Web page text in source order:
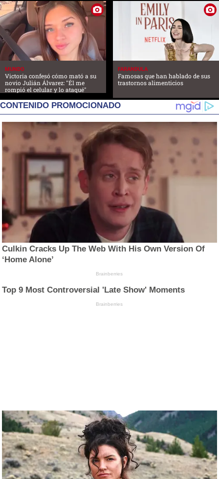
MUNDO
Victoria confesó cómo mató a su
novio Julián Álvarez: "Él me
rompió el celular y lo ataqué"
FARANDULA
Famosas que han hablado de sus
trastornos alimenticios
CONTENIDO PROMOCIONADO
Culkin Cracks Up The Web With His Own Version Of
‘Home Alone’
Brainberries
Top 9 Most Controversial 'Late Show' Moments
Brainberries